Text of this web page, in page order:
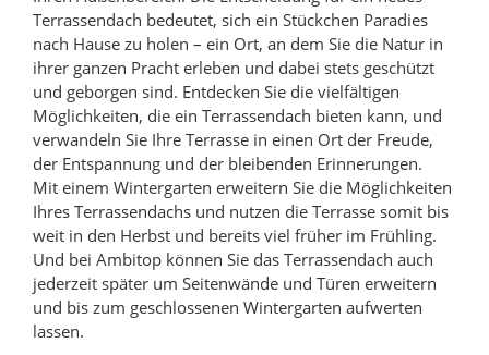
Terrassendach bedeutet, sich ein Stückchen Paradies
nach Hause zu holen – ein Ort, an dem Sie die Natur in
ihrer ganzen Pracht erleben und dabei stets geschützt
und geborgen sind. Entdecken Sie die vielfältigen
Möglichkeiten, die ein Terrassendach bieten kann, und
verwandeln Sie Ihre Terrasse in einen Ort der Freude,
der Entspannung und der bleibenden Erinnerungen.
Mit einem Wintergarten erweitern Sie die Möglichkeiten
Ihres Terrassendachs und nutzen die Terrasse somit bis
weit in den Herbst und bereits viel früher im Frühling.
Und bei Ambitop können Sie das Terrassendach auch
jederzeit später um Seitenwände und Türen erweitern
und bis zum geschlossenen Wintergarten aufwerten
lassen.